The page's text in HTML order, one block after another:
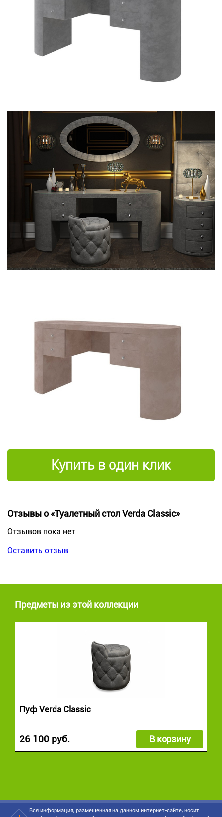
Купить в один клик
Отзывы о «Туалетный стол Verda Classic»
Отзывов пока нет
Оставить отзыв
Предметы из этой коллекции
Пуф Verda Classic
26 100 руб. В корзину
Вся информация, размещенная на данном интернет-сайте, носит